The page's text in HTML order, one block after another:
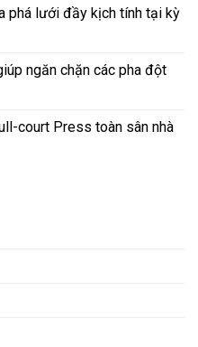
phá lưới đầy kịch tính tại kỳ
ngăn chặn các pha đột
court Press toàn sân nhà